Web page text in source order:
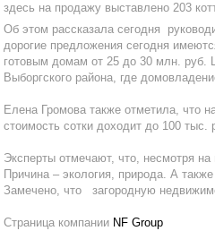
здесь на продажу выставлено 203
Об этом рассказала сегодня
дорогие предложения сегодня
готовым домам от 25 до 30 млн. руб.
Выборгского района, где
Елена Громова также отметила, что
стоимость сотки доходит до 100 тыс.
Эксперты отмечают, что, несмотря
Причина – экология, природа. А
Замечено, что загородную
Страница компании NF Group